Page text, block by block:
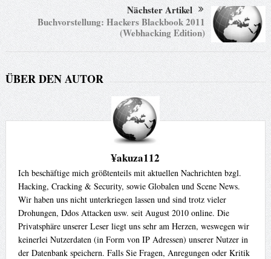
Nächster Artikel
Buchvorstellung: Hackers Blackbook 2011
(Webhacking Edition)
ÜBER DEN AUTOR
¥akuza112
Ich beschäftige mich größtenteils mit aktuellen Nachrichten bzgl.
Hacking, Cracking & Security, sowie Globalen und Scene News.
Wir haben uns nicht unterkriegen lassen und sind trotz vieler
Drohungen, Ddos Attacken usw. seit August 2010 online. Die
Privatsphäre unserer Leser liegt uns sehr am Herzen, weswegen wir
keinerlei Nutzerdaten (in Form von IP Adressen) unserer Nutzer in
der Datenbank speichern. Falls Sie Fragen, Anregungen oder Kritik